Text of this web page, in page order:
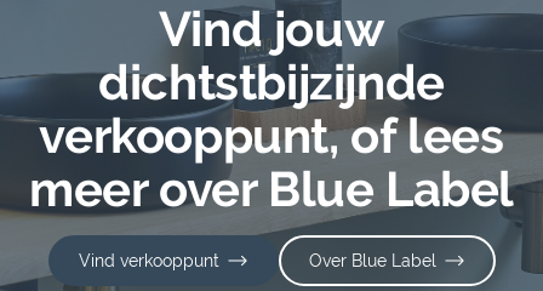
Vind jouw
dichtstbijzijnde
verkooppunt, of lees
meer over Blue Label
Vind verkooppunt Over Blue Label